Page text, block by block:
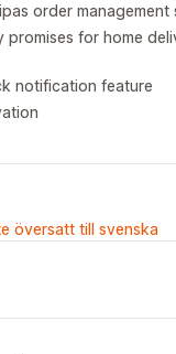
order management
promises for home
notification feature
översatt till svenska